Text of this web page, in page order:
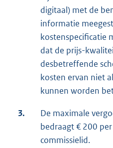
digitaal) met de
informatie
kostenspecificatie
dat de prijs-
desbetreffende
kosten ervan niet
kunnen worden
3.
De maximale
bedraagt € 200
commissielid.